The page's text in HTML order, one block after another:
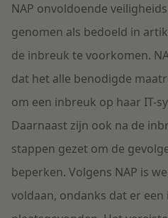
NAP onvoldoende
genomen als bedoeld in
de inbreuk te voorkomen.
dat het alle benodigde
om een inbreuk op haar IT-
Daarnaast zijn ook na de
stappen gezet om de
beperken. Volgens NAP is
voldaan, ondanks dat er